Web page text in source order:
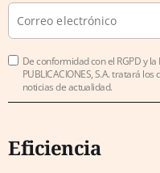
De conformidad con el RGPD y la
PUBLICACIONES, S.A. tratará
noticias de actualidad.
Eficiencia